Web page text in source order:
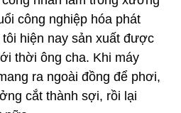
công nghiệp hóa phát
hiện nay sản xuất được
thời ông cha. Khi máy
ra ngoài đồng để phơi,
cắt thành sợi, rồi lại